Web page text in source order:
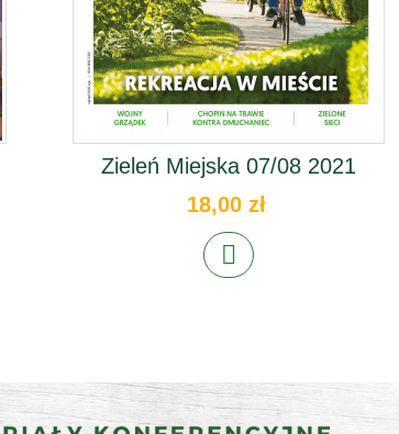
Zieleń Miejska 07/08 2021
18,00 zł